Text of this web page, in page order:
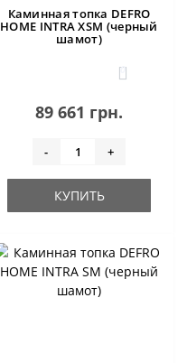
Каминная топка DEFRO
HOME INTRA XSM (черный
шамот)
0
89 661 грн.
- +
КУПИТЬ